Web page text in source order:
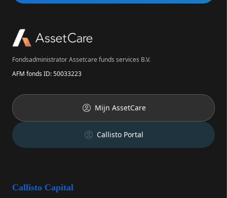
Fondsadministrator Assetcare funds services B.V.
AFM fonds ID: 50033223
Mijn AssetCare
Callisto Portal
Callisto Capital